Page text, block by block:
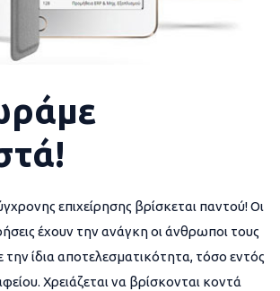
επιχείρησης βρίσκεται παντού! Οι
έχουν την ανάγκη οι άνθρωποι τους
την ίδια αποτελεσματικότητα, τόσο εντός
Χρειάζεται να βρίσκονται κοντά